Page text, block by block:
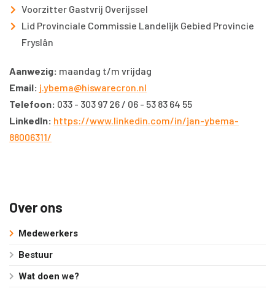
Voorzitter Gastvrij Overijssel
Lid Provinciale Commissie Landelijk Gebied Provincie
Fryslân
Aanwezig: maandag t/m vrijdag
Email: j.ybema@hiswarecron.nl
Telefoon: 033 - 303 97 26 / 06 - 53 83 64 55
LinkedIn: https://www.linkedin.com/in/jan-ybema-
88006311/
Over ons
Medewerkers
Bestuur
Wat doen we?